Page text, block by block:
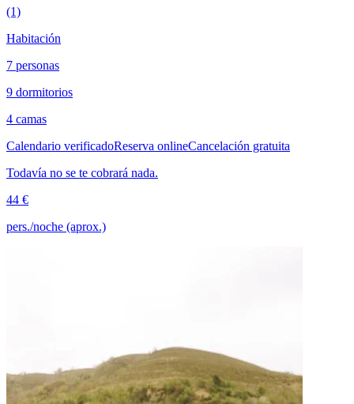
(1)
Habitación
7 personas
9 dormitorios
4 camas
Calendario verificadoReserva onlineCancelación gratuita
Todavía no se te cobrará nada.
44 €
pers./noche (aprox.)